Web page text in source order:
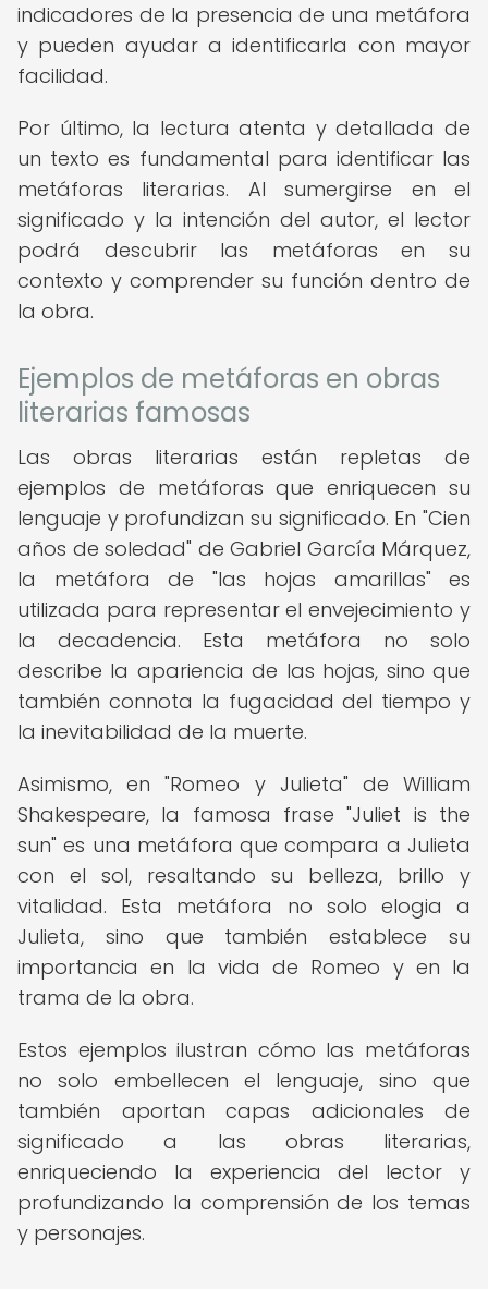
indicadores de la presencia de una metáfora
y pueden ayudar a identificarla con mayor
facilidad.
Por último, la lectura atenta y detallada de
un texto es fundamental para identificar las
metáforas literarias. Al sumergirse en el
significado y la intención del autor, el lector
podrá descubrir las metáforas en su
contexto y comprender su función dentro de
la obra.
Ejemplos de metáforas en obras
literarias famosas
Las obras literarias están repletas de
ejemplos de metáforas que enriquecen su
lenguaje y profundizan su significado. En "Cien
años de soledad" de Gabriel García Márquez,
la metáfora de "las hojas amarillas" es
utilizada para representar el envejecimiento y
la decadencia. Esta metáfora no solo
describe la apariencia de las hojas, sino que
también connota la fugacidad del tiempo y
la inevitabilidad de la muerte.
Asimismo, en "Romeo y Julieta" de William
Shakespeare, la famosa frase "Juliet is the
sun" es una metáfora que compara a Julieta
con el sol, resaltando su belleza, brillo y
vitalidad. Esta metáfora no solo elogia a
Julieta, sino que también establece su
importancia en la vida de Romeo y en la
trama de la obra.
Estos ejemplos ilustran cómo las metáforas
no solo embellecen el lenguaje, sino que
también aportan capas adicionales de
significado a las obras literarias,
enriqueciendo la experiencia del lector y
profundizando la comprensión de los temas
y personajes.